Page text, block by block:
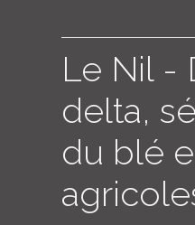
Le Nil -
delta,
du blé